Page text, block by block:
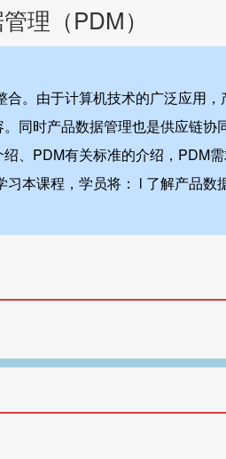
理（PDM）
。由于计算机技术的广泛应用
同时产品数据管理也是供应链协
、PDM有关标准的介绍，PDM
本课程，学员将： l 了解产品数